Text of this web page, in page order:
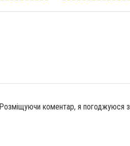
Розміщуючи коментар, я погоджуюся з